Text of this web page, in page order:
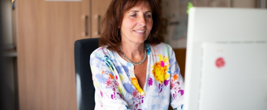
Karriere
Sozialdienste & Zuweisende
Leichte Sprache